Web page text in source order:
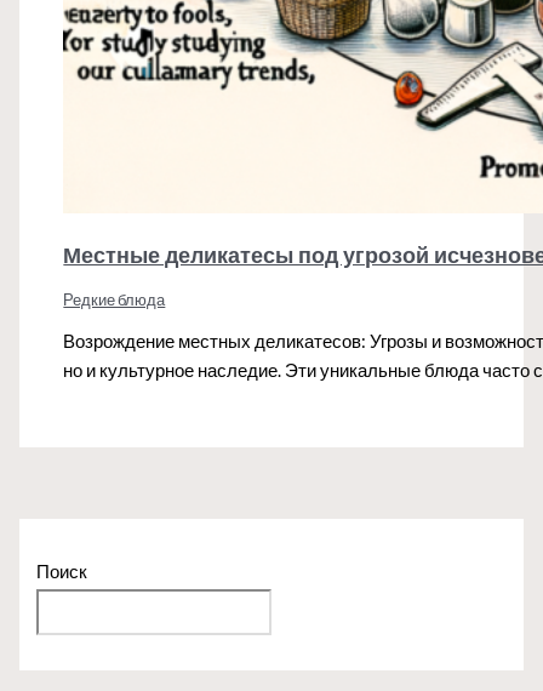
Местные деликатесы под угрозой
Редкие блюда
Возрождение местных деликатесов: Угрозы и
но и культурное наследие. Эти уникальные блюда часто
Поиск